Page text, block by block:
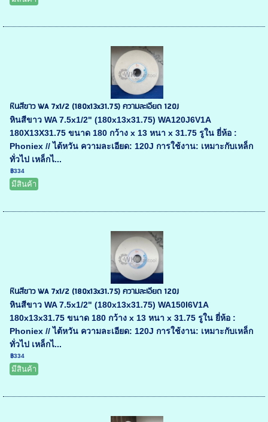
หินสีขาว WA 7x1/2 (180x13x31.75) ความละเอียด 120J
หินสีขาว WA 7.5x1/2" (180x13x31.75) WA120J6V1A
180X13X31.75 ขนาด 180 กว้าง x 13 หนา x 31.75 รูใน ยี่ห้อ :
Phoniex // ไต้หวัน ความละเอียด: 120J การใช้งาน: เหมาะกับเหล็ก
ทั่วไป เหล็กไ...
฿334
มีสินค้า
หินสีขาว WA 7x1/2 (180x13x31.75) ความละเอียด 120J
หินสีขาว WA 7.5x1/2" (180x13x31.75) WA150I6V1A
180x13x31.75 ขนาด 180 กว้าง x 13 หนา x 31.75 รูใน ยี่ห้อ :
Phoniex // ไต้หวัน ความละเอียด: 120J การใช้งาน: เหมาะกับเหล็ก
ทั่วไป เหล็กไ...
฿334
มีสินค้า